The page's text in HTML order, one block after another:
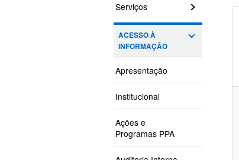
Serviços
ACESSO À
INFORMAÇÃO
Apresentação
Institucional
Ações e
Programas PPA